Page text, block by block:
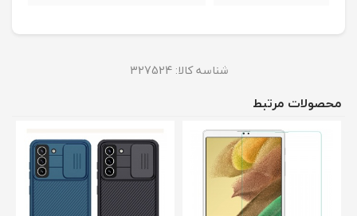
شناسه کالا:327524
محصولات مرتبط